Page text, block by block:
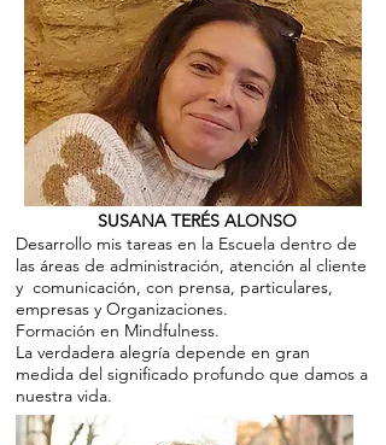
SUSANA TERÉS ALONSO
Desarrollo mis tareas en la Escuela dentro de
las áreas de administración, atención al cliente
y comunicación, con prensa, particulares,
empresas y Organizaciones.
Formación en Mindfulness.
La verdadera alegría depende en gran
medida del significado profundo que damos a
nuestra vida.